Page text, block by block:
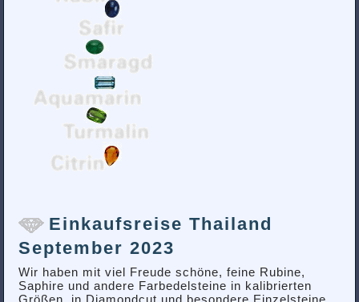
Einkaufsreise Thailand
September 2023
Wir haben mit viel Freude schöne, feine Rubine,
Saphire und andere Farbedelsteine in kalibrierten